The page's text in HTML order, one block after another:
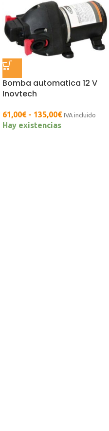
Bomba automatica 12 V
Inovtech
61,00€ - 135,00€ IVA incluido
Hay existencias